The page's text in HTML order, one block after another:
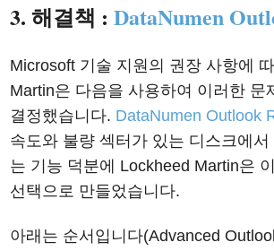
3. 해결책 :DataNumen
Microsoft 기술 지원의 권장 사항에
Martin은 다음을 사용하여 이러한 문
결정했습니다. DataNumen Outlook
속도와 불량 섹터가 있는 디스크에
는 기능 덕분에 Lockheed Martin은
선택으로 만들었습니다.
아래는 순서입니다(Advanced